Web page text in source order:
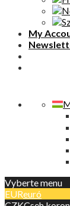
My
Vyberte menu
EUReuró